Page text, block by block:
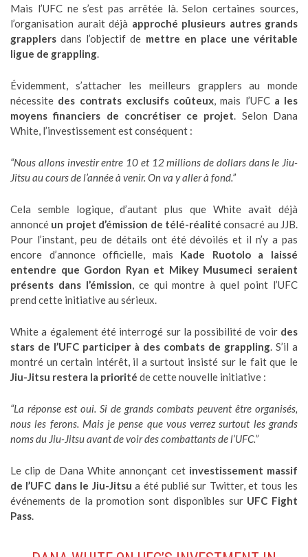
Mais l’UFC ne s’est pas arrêtée là. Selon certaines sources,
l’organisation aurait déjà approché plusieurs autres grands
grapplers dans l’objectif de mettre en place une véritable
ligue de grappling.
Évidemment, s’attacher les meilleurs grapplers au monde
nécessite des contrats exclusifs coûteux, mais l’UFC a les
moyens financiers de concrétiser ce projet. Selon Dana
White, l’investissement est conséquent :
“Nous allons investir entre 10 et 12 millions de dollars dans le Jiu-
Jitsu au cours de l’année à venir. On va y aller à fond.”
Cela semble logique, d’autant plus que White avait déjà
annoncé un projet d’émission de télé-réalité consacré au JJB.
Pour l’instant, peu de détails ont été dévoilés et il n’y a pas
encore d’annonce officielle, mais Kade Ruotolo a laissé
entendre que Gordon Ryan et Mikey Musumeci seraient
présents dans l’émission, ce qui montre à quel point l’UFC
prend cette initiative au sérieux.
White a également été interrogé sur la possibilité de voir des
stars de l’UFC participer à des combats de grappling. S’il a
montré un certain intérêt, il a surtout insisté sur le fait que le
Jiu-Jitsu restera la priorité de cette nouvelle initiative :
“La réponse est oui. Si de grands combats peuvent être organisés,
nous les ferons. Mais je pense que vous verrez surtout les grands
noms du Jiu-Jitsu avant de voir des combattants de l’UFC.”
Le clip de Dana White annonçant cet investissement massif
de l’UFC dans le Jiu-Jitsu a été publié sur Twitter, et tous les
événements de la promotion sont disponibles sur UFC Fight
Pass.